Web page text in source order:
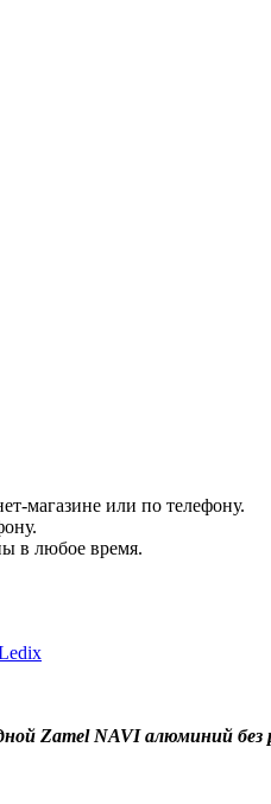
магазине или по телефону.
в любое время.
Zamel NAVI алюминий